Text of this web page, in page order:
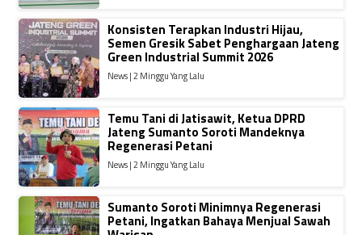
Konsisten Terapkan Industri Hijau,
Semen Gresik Sabet Penghargaan Jateng
Green Industrial Summit 2026
News | 2 Minggu Yang Lalu
Temu Tani di Jatisawit, Ketua DPRD
Jateng Sumanto Soroti Mandeknya
Regenerasi Petani
News | 2 Minggu Yang Lalu
Sumanto Soroti Minimnya Regenerasi
Petani, Ingatkan Bahaya Menjual Sawah